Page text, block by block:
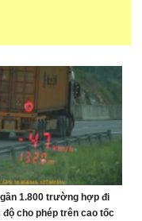
1.800 trường hợp đi
cho phép trên cao tốc